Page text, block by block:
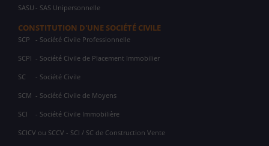
SASU - SAS Unipersonnelle
CONSTITUTION D'UNE SOCIÉTÉ CIVILE
SCP - Société Civile Professionnelle
SCPI - Société Civile de Placement Immobilier
SC - Société Civile
SCM - Société Civile de Moyens
SCI - Société Civile Immobilière
SCICV ou SCCV - SCI / SC de Construction Vente